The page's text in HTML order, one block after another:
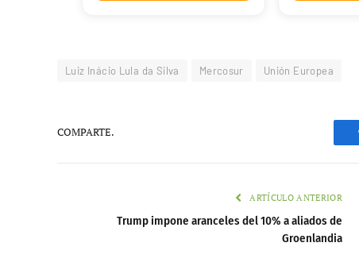
Luiz Inácio Lula da Silva Mercosur Unión Europea
COMPARTE.
ARTÍCULO ANTERIOR
Trump impone aranceles del 10% a aliados de
Groenlandia